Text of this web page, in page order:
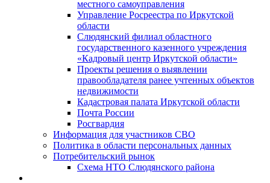
местного самоуправления
Управление Росреестра по Иркутской
области
Слюдянский филиал областного
государственного казенного учреждения
«Кадровый центр Иркутской области»
Проекты решения о выявлении
правообладателя ранее учтенных объектов
недвижимости
Кадастровая палата Иркутской области
Почта России
Росгвардия
Информация для участников СВО
Политика в области персональных данных
Потребительский рынок
Схема НТО Слюдянского района